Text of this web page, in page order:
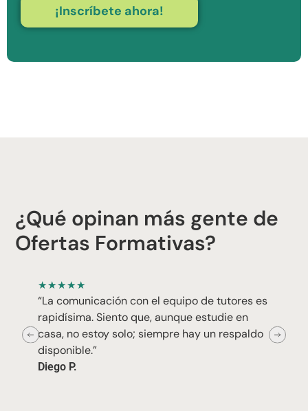
¡Inscríbete ahora!
¿Qué opinan más gente de
Ofertas Formativas?
★★★★★
“La comunicación con el equipo de tutores es
rapidísima. Siento que, aunque estudie en
casa, no estoy solo; siempre hay un respaldo
disponible.”
Diego P.